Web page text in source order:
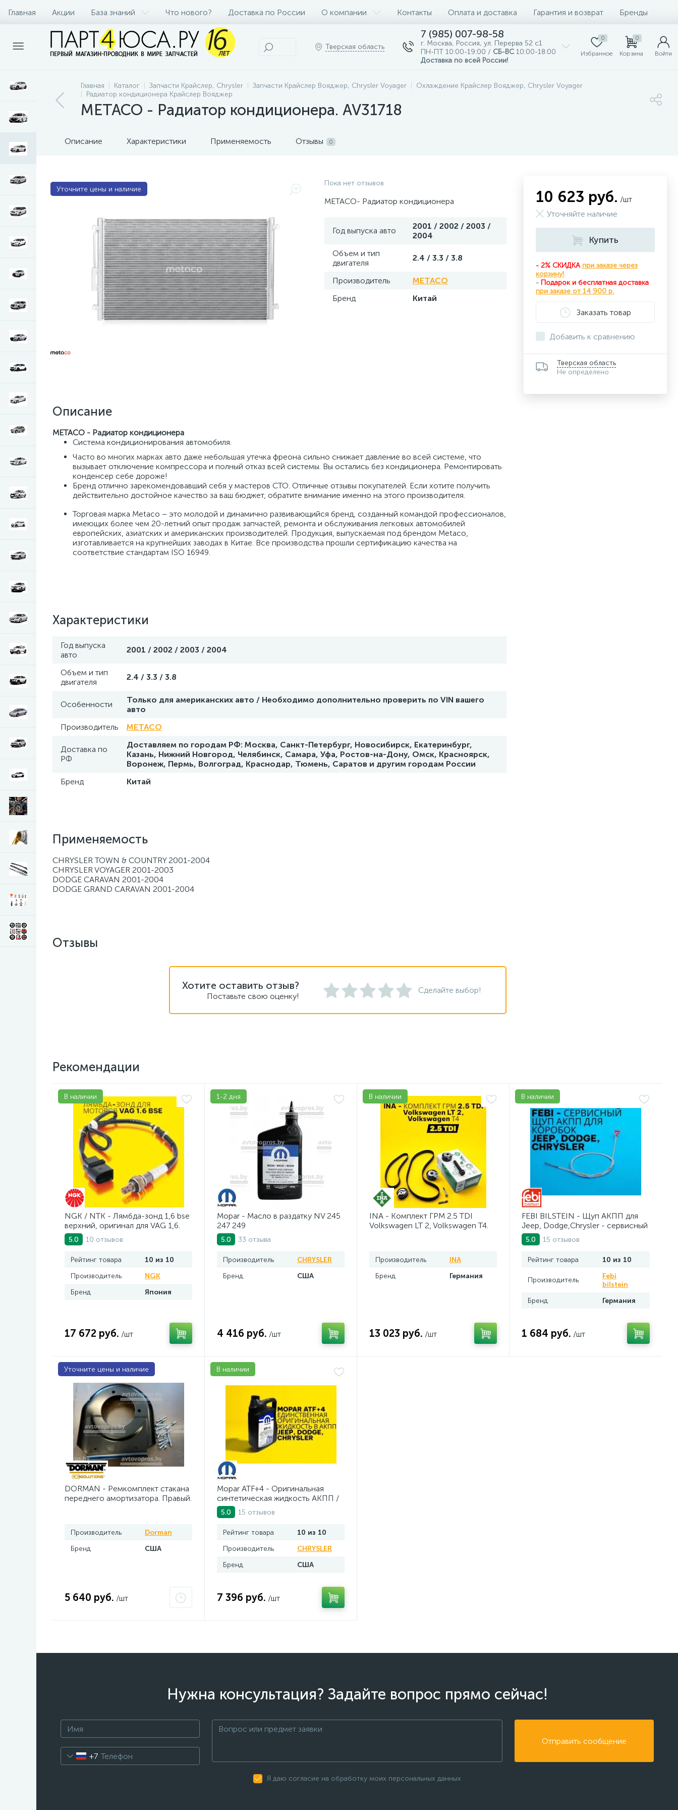
Главная Акции База знаний Что нового? Доставка по России О компании Контакты Оплата и доставка Гарантия и возврат Бренды
Тверская область
7 (985) 007-98-58
г. Москва, Россия, ул. Перерва 52 с1
ПН-ПТ 10:00-19:00 / СБ-ВС 10:00-18:00
Доставка по всей России!
0
Избранное
0
Корзина Войти
Главная Каталог Запчасти Крайслер, Chrysler Запчасти Крайслер Вояджер, Chrysler Voyager
Охлаждение Крайслер Вояджер, Chrysler Voyager
Радиатор кондиционера Крайслер Вояджер
METACO - Радиатор кондиционера. AV31718
Описание Характеристики Применяемость Отзывы 0
Уточните цены и наличие
Пока нет отзывов
METACO- Радиатор кондиционера
Год выпуска авто
2001 / 2002 / 2003 /
2004
Объем и тип
двигателя
2.4 / 3.3 / 3.8
Производитель
METACO
Бренд
Китай
Описание
METACO - Радиатор кондиционера
Система кондиционирования автомобиля.
Часто во многих марках авто даже небольшая утечка фреона сильно снижает давление во всей системе, что
вызывает отключение компрессора и полный отказ всей системы. Вы остались без кондиционера. Ремонтировать
конденсер себе дороже!
Бренд отлично зарекомендовавший себя у мастеров СТО. Отличные отзывы покупателей. Если хотите получить
действительно достойное качество за ваш бюджет, обратите внимание именно на этого производителя.
Торговая марка Metaco – это молодой и динамично развивающийся бренд, созданный командой профессионалов,
имеющих более чем 20-летний опыт продаж запчастей, ремонта и обслуживания легковых автомобилей
европейских, азиатских и американских производителей. Продукция, выпускаемая под брендом Metaco,
изготавливается на крупнейших заводах в Китае. Все производства прошли сертификацию качества на
соответствие стандартам ISO 16949.
Характеристики
Год выпуска
авто
2001 / 2002 / 2003 / 2004
Объем и тип
двигателя
2.4 / 3.3 / 3.8
Особенности
Только для американских авто / Необходимо дополнительно проверить по VIN вашего
авто
Производитель
METACO
Доставка по
РФ
Доставляем по городам РФ: Москва, Санкт-Петербург, Новосибирск, Екатеринбург,
Казань, Нижний Новгород, Челябинск, Самара, Уфа, Ростов-на-Дону, Омск, Красноярск,
Воронеж, Пермь, Волгоград, Краснодар, Тюмень, Саратов и другим городам России
Бренд
Китай
Применяемость
CHRYSLER TOWN & COUNTRY 2001-2004
CHRYSLER VOYAGER 2001-2003
DODGE CARAVAN 2001-2004
DODGE GRAND CARAVAN 2001-2004
10 623 руб. /шт
Уточняйте наличие
Купить
- 2% СКИДКА при заказе через
корзину!
- Подарок и бесплатная доставка
при заказе от 14 900 р.
Заказать товар
Добавить к сравнению
Тверская область
Не определено
Отзывы
Хотите оставить отзыв?
Поставьте свою оценку!
Сделайте выбор!
Рекомендации
В наличии
NGK / NTK - Лямбда-зонд 1,6 bse
верхний, оригинал для VAG 1,6.
Арт. AV2016BSE
5.0 10 отзывов
Рейтинг товара
10 из 10
Производитель
NGK
Бренд
Япония
17 672 руб. /шт
1-2 дня
Mopar - Масло в раздатку NV 245
247 249
5.0 33 отзыва
Производитель
CHRYSLER
Бренд
США
4 416 руб. /шт
В наличии
INA - Комплект ГРМ 2.5 TDI
Volkswagen LT 2, Volkswagen Т4.
Производитель
INA
Бренд
Германия
13 023 руб. /шт
В наличии
FEBI BILSTEIN - Щуп АКПП для
Jeep, Dodge,Chrysler - сервисный
инструмент. AV10JDC
5.0 15 отзывов
Рейтинг товара 10 из 10
Производитель
Febi
bilstein
Бренд
Германия
1 684 руб. /шт
Уточните цены и наличие
DORMAN - Ремкомплект стакана
переднего амортизатора. Правый.
Производитель
Dorman
Бренд
США
5 640 руб. /шт
В наличии
Mopar ATF+4 - Оригинальная
синтетическая жидкость АКПП /
5 л.
5.0 15 отзывов
Рейтинг товара
10 из 10
Производитель
CHRYSLER
Бренд
США
7 396 руб. /шт
Нужна консультация? Задайте вопрос прямо сейчас!
+7
Отправить сообщение
Я даю согласие на обработку моих персональных данных